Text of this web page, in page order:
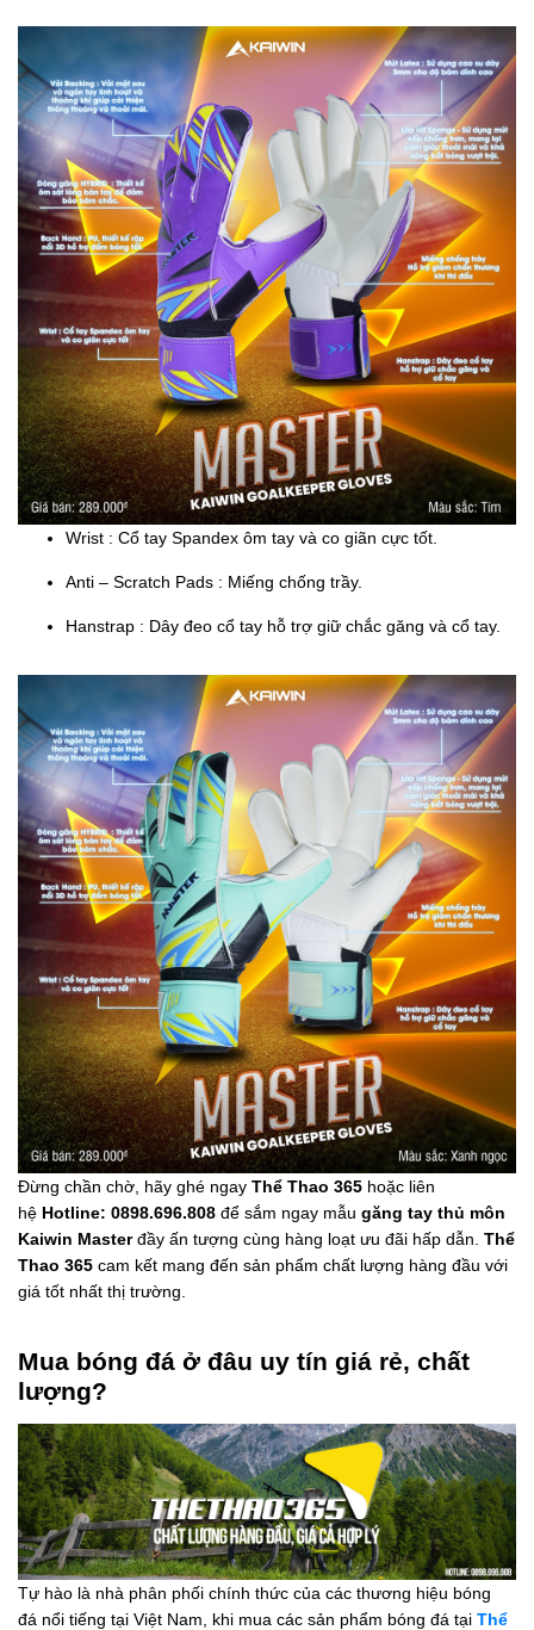
Wrist : Cổ tay Spandex ôm tay và co giãn cực tốt.
Anti – Scratch Pads : Miếng chống trầy.
Hanstrap : Dây đeo cổ tay hỗ trợ giữ chắc găng và cổ tay.
Đừng chần chờ, hãy ghé ngay Thể Thao 365 hoặc liên
hệ Hotline: 0898.696.808 để sắm ngay mẫu găng tay thủ môn
Kaiwin Masterđầy ấn tượng cùng hàng loạt ưu đãi hấp dẫn. Thể
Thao 365 cam kết mang đến sản phẩm chất lượng hàng đầu với
giá tốt nhất thị trường.
Mua bóng đá ở đâu uy tín giá rẻ, chất
lượng?
Tự hào là nhà phân phối chính thức của các thương hiệu bóng
đá nổi tiếng tại Việt Nam, khi mua các sản phẩm bóng đá tại Thể